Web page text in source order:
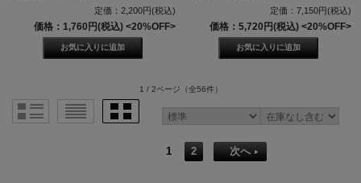
定価：2,200円(税込)
価格：1,760円(税込) <20%OFF>
定価：7,150円(税込)
価格：5,720円(税込) <20%OFF>
1 / 2ページ （全56件）
1 2 次へ